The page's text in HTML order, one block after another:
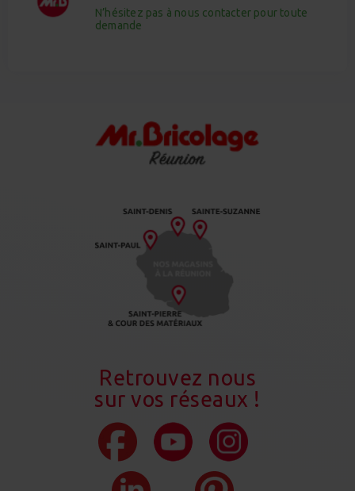
N’hésitez pas à nous contacter pour toute
demande
Retrouvez nous
sur vos réseaux !